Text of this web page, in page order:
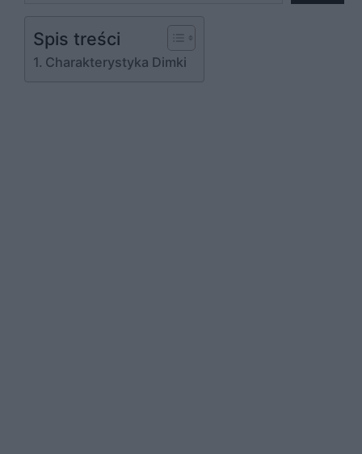
Spis treści
Charakterystyka Dimki